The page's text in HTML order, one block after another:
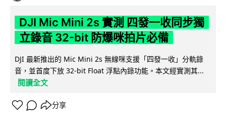
DJI Mic Mini 2s 實測 四發一收同步獨
立錄音 32-bit 防爆咪拍片必備
DJI 最新推出的 Mic Mini 2s 無線咪支援「四發一收」分軌錄
音，並首度下放 32-bit Float 浮點內錄功能。本文經實測其...
閱讀全文
分享